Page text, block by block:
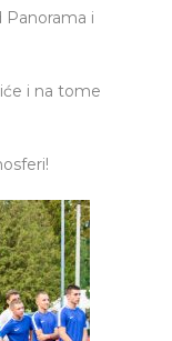
Panorama i
i na tome